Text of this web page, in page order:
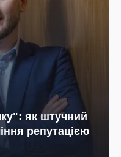
як штучний
репутацією